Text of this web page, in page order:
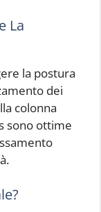
La
la postura
dei
colonna
sono ottime